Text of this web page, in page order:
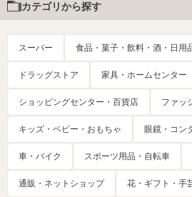
カテゴリから探す
スーパー 食品・菓子・飲料・酒・日用
ドラッグストア 家具・ホームセンター
ショッピングセンター・百貨店 ファッ
キッズ・ベビー・おもちゃ 眼鏡・コン
車・バイク スポーツ用品・自転車
通販・ネットショップ 花・ギフト・手